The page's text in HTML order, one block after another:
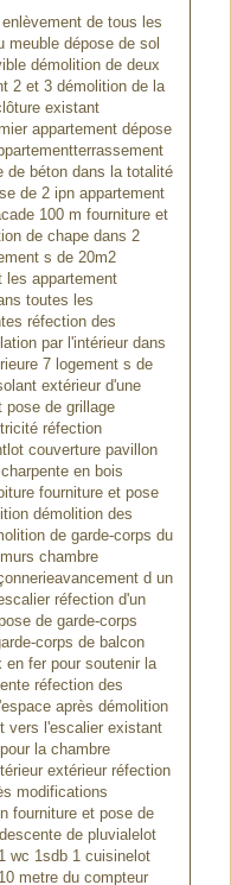
de tous les
meuble dépose de sol
démolition de deux
2 et 3 démolition de la
existant
appartement dépose
de béton dans la totalité
de 2 ipn appartement
100 m fourniture et
de chape dans 2
s de 20m2
les appartement
toutes les
réfection des
par l'intérieur dans
7 logement s de
extérieur d'une
pose de grillage
réfection
couverture pavillon
en bois
fourniture et pose
démolition des
de garde-corps du
chambre
d un
réfection d'un
de garde-corps
corps de balcon
en fer pour soutenir la
réfection des
après démolition
vers l'escalier existant
la chambre
extérieur réfection
modifications
fourniture et pose de
de pluvialelot
wc 1sdb 1 cuisinelot
metre du compteur